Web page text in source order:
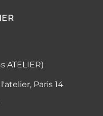
ATELIER)
Paris 14